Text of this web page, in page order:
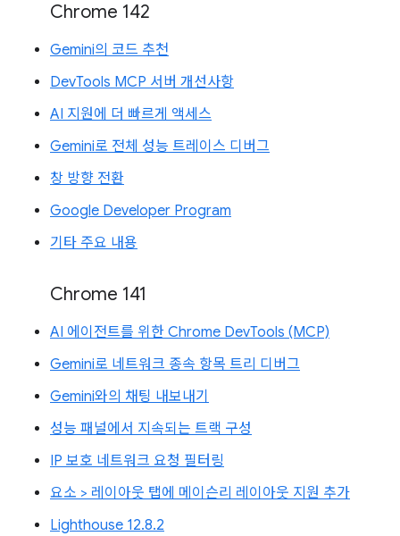
Chrome 142
Gemini의 코드 추천
DevTools MCP 서버 개선사항
AI 지원에 더 빠르게 액세스
Gemini로 전체 성능 트레이스 디버그
창 방향 전환
Google Developer Program
기타 주요 내용
Chrome 141
AI 에이전트를 위한 Chrome DevTools (MCP)
Gemini로 네트워크 종속 항목 트리 디버그
Gemini와의 채팅 내보내기
성능 패널에서 지속되는 트랙 구성
IP 보호 네트워크 요청 필터링
요소 > 레이아웃 탭에 메이슨리 레이아웃 지원 추가
Lighthouse 12.8.2